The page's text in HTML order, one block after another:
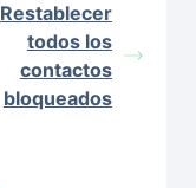
Restablecer
todos los
contactos
bloqueados